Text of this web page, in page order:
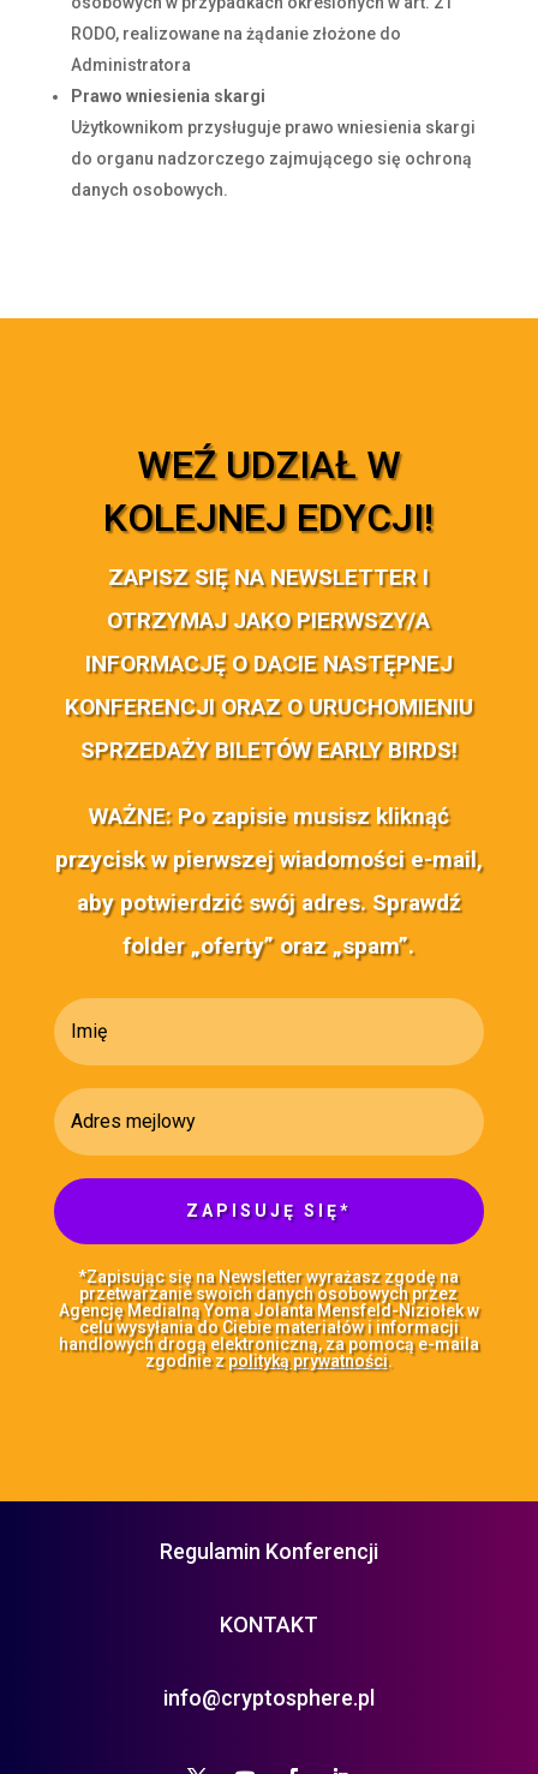
RODO, realizowane na żądanie złożone do
Administratora
Prawo wniesienia skargi
Użytkownikom przysługuje prawo wniesienia skargi
do organu nadzorczego zajmującego się ochroną
danych osobowych.
WEŹ UDZIAŁ W
KOLEJNEJ EDYCJI!
ZAPISZ SIĘ NA NEWSLETTER I
OTRZYMAJ JAKO PIERWSZY/A
INFORMACJĘ O DACIE NASTĘPNEJ
KONFERENCJI ORAZ O URUCHOMIENIU
SPRZEDAŻY BILETÓW EARLY BIRDS!
WAŻNE: Po zapisie musisz kliknąć
przycisk w pierwszej wiadomości e-mail,
aby potwierdzić swój adres. Sprawdź
folder „oferty” oraz „spam”.
ZAPISUJĘ SIĘ*
*Zapisując się na Newsletter wyrażasz zgodę na
przetwarzanie swoich danych osobowych przez
Agencję Medialną Yoma Jolanta Mensfeld-Niziołek w
celu wysyłania do Ciebie materiałów i informacji
handlowych drogą elektroniczną, za pomocą e-maila
zgodnie zpolityką prywatności.
Regulamin Konferencji
KONTAKT
info@cryptosphere.pl